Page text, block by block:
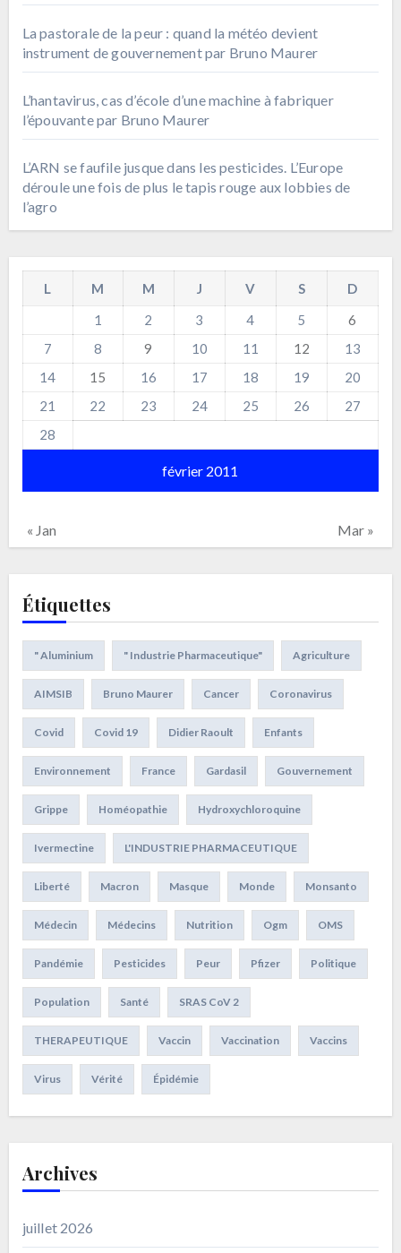
La pastorale de la peur : quand la météo devient
instrument de gouvernement par Bruno Maurer
L’hantavirus, cas d’école d’une machine à fabriquer
l’épouvante par Bruno Maurer
L’ARN se faufile jusque dans les pesticides. L’Europe
déroule une fois de plus le tapis rouge aux lobbies de
l’agro
février 2011
L M M J V S
D
1
2 3 4 5
6
7
8 9 10 11 12
13
14
15 16 17 18 19
20
21
22 23 24 25 26
27
28
« Jan Mar »
Étiquettes
" Aluminium " Industrie Pharmaceutique" Agriculture
AIMSIB Bruno Maurer Cancer Coronavirus
Covid Covid 19 Didier Raoult Enfants
Environnement France Gardasil Gouvernement
Grippe Homéopathie Hydroxychloroquine
Ivermectine L'INDUSTRIE PHARMACEUTIQUE
Liberté Macron Masque Monde Monsanto
Médecin Médecins Nutrition Ogm OMS
Pandémie Pesticides Peur Pfizer Politique
Population Santé SRAS CoV 2
THERAPEUTIQUE Vaccin Vaccination Vaccins
Virus Vérité Épidémie
Archives
juillet 2026